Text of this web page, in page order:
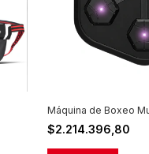
Máquina de Boxeo
$2.214.396,80